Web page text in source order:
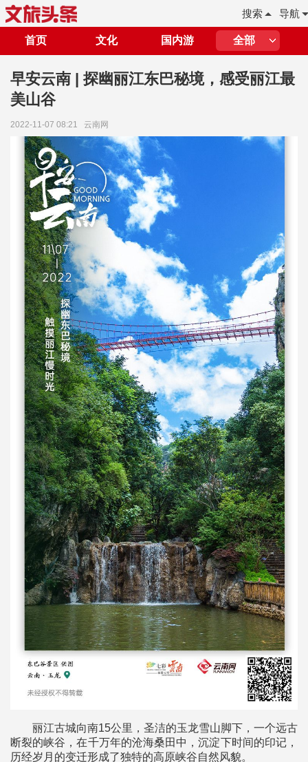
导航
搜索
首页 文化 国内游 全部
早安云南 | 探幽丽江东巴秘境，感受丽江最
美山谷
2022-11-07 08:21 云南网
丽江古城向南15公里，圣洁的玉龙雪山脚下，一个远古
断裂的峡谷，在千万年的沧海桑田中，沉淀下时间的印记，
历经岁月的变迁形成了独特的高原峡谷自然风貌。